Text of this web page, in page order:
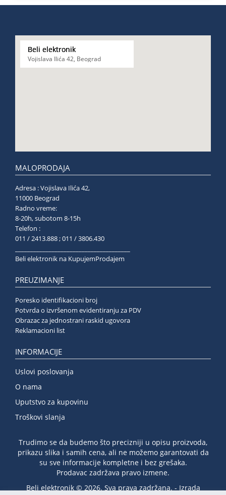
Beli elektronik
Vojislava Ilića 42, Beograd
MALOPRODAJA
Adresa : Vojislava Ilića 42,
11000 Beograd
Radno vreme:
8-20h, subotom 8-15h
Telefon :
011 / 2413.888 ; 011 / 3806.430
Beli elektronik na KupujemProdajem
PREUZIMANJE
Poresko identifikacioni broj
Potvrda o izvršenom evidentiranju za PDV
Obrazac za jednostrani raskid ugovora
Reklamacioni list
INFORMACIJE
Uslovi poslovanja
O nama
Uputstvo za kupovinu
Troškovi slanja
Trudimo se da budemo što precizniji u opisu proizvoda,
prikazu slika i samih cena, ali ne možemo garantovati da
su sve informacije kompletne i bez grešaka.
Prodavac zadržava pravo izmene.
Beli elektronik © 2026. Sva prava zadržana. - Izrada